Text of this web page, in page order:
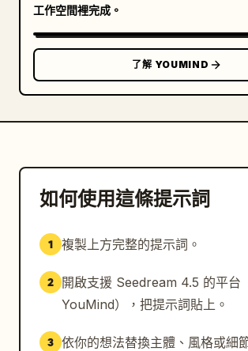
工作空間裡完成。
了解 YOUMIND
如何使用這條提示詞
1 複製上方完整的提示詞。
2
開啟支援 Seedream 4.5 的平台
YouMind），把提示詞貼上。
3 依你的想法替換主體、風格或細